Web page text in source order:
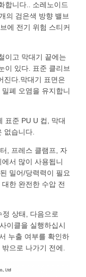
합니다.. 소레노이드
의 검은색 방향 밸브
에 전기 위험 스티커
이고 막대기 끝에는
이 있다. 표준 클리브
진다.막대기 표면은
폐 오염을 유지합니
표준 PU U 컵, 막대
없습니다.
, 프레스 클램프, 자
서 많이 사용됩니
밀어/당력력이 필요
한 완전한 수압 전
상태, 다음으로
이클을 실행하십시
누출 여부를 확인하
으로 나가기 전에.